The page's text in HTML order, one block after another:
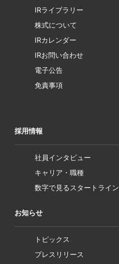
IRライブラリー
株式について
IRカレンダー
IRお問い合わせ
電子公告
免責事項
採用情報
社員インタビュー
キャリア・職種
数字で見るスタートライン
お知らせ
トピックス
プレスリリース